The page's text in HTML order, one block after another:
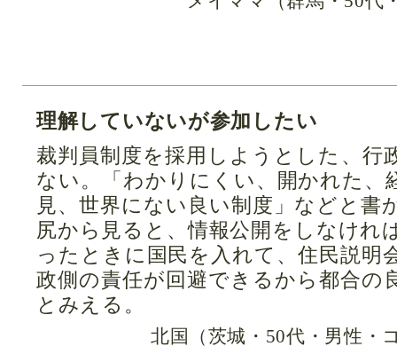
理解していないが参加したい
裁判員制度を採用しようとした、行
ない。「わかりにくい、開かれた、
見、世界にない良い制度」などと書
尻から見ると、情報公開をしなけれ
ったときに国民を入れて、住民説明
政側の責任が回避できるから都合の
とみえる。
北国（茨城・50代・男性・